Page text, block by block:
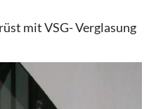
mit VSG- Verglasung